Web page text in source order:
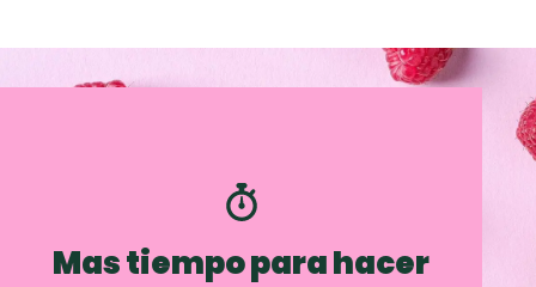
Mas tiempo para hacer